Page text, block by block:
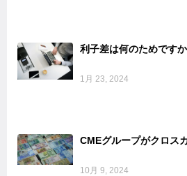
利子差は何のためですか
1月 23, 2024
CMEグループがクロス
10月 9, 2024